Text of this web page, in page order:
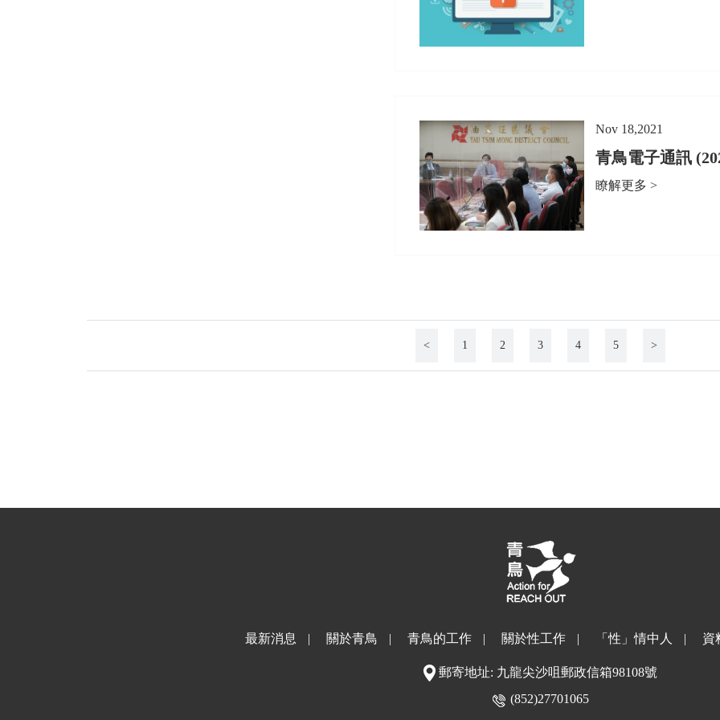
Nov 18,2021
青鳥電子通訊
瞭解更多 >
< 1 2 3 4 5 >
最新消息 | 關於青鳥 | 青鳥的工作 | 關於性工作 | 「性」情中人 | 資
郵寄地址: 九龍尖沙咀郵政信箱98108號
(852)27701065